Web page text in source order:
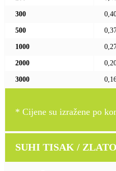
300
500
1000
2000
3000
* Cijene su izražene po
SUHI TISAK /